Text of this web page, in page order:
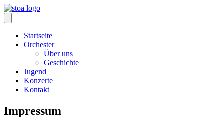
Zum
Inhalt
springen
Startseite
Orchester
Über uns
Geschichte
Jugend
Konzerte
Kontakt
Impressum